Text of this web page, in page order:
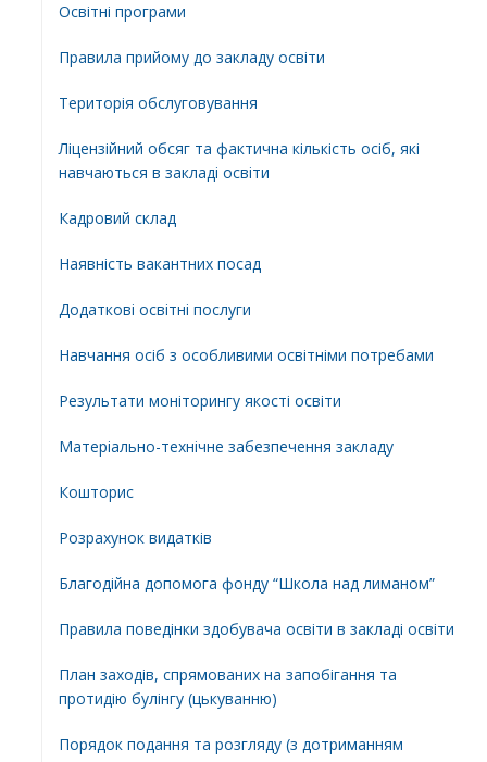
Освiтнi програми
Правила прийому до закладу освіти
Територiя обслуговування
Ліцензійний обсяг та фактична кількість осіб, які
навчаються в закладі освіти
Кадровий склад
Наявність вакантних посад
Додатковi освiтнi послуги
Навчання осіб з особливими освітніми потребами
Результати моніторингу якості освіти
Матеріально-технічне забезпечення закладу
Кошторис
Розрахунок видатків
Благодійна допомога фонду “Школа над лиманом”
Правила поведінки здобувача освіти в закладі освіти
План заходів, спрямованих на запобігання та
протидію булінгу (цькуванню)
Порядок подання та розгляду (з дотриманням